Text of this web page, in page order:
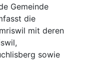
Gemeinde
die
mit deren
sowie